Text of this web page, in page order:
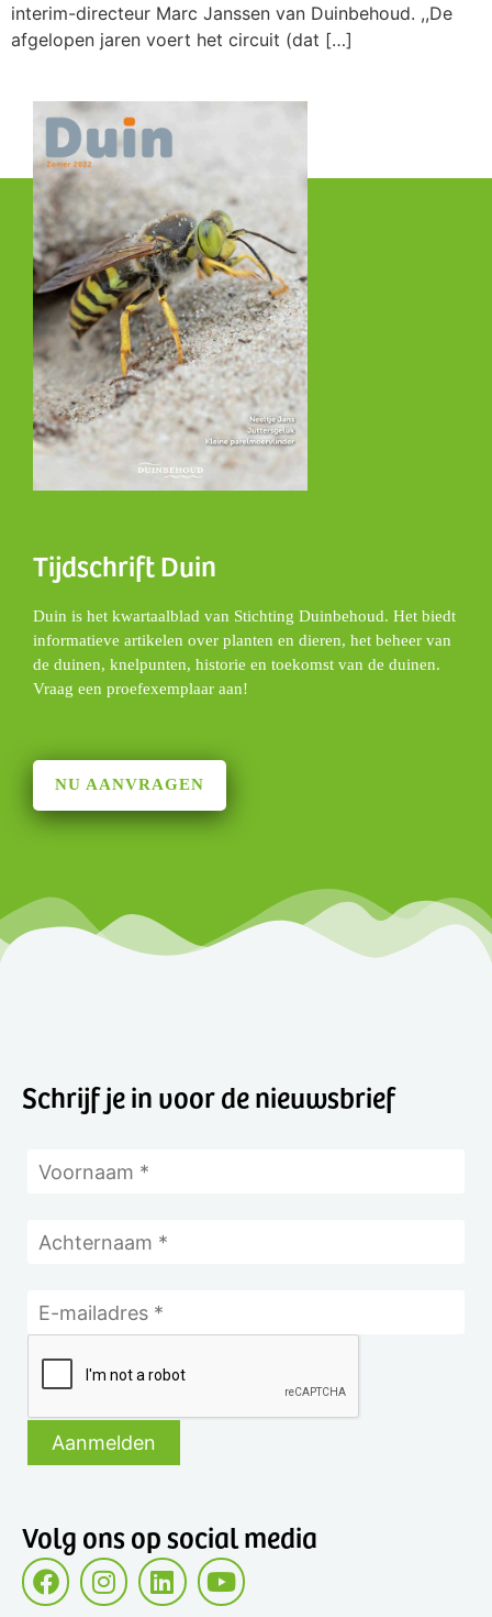
interim-directeur Marc Janssen van Duinbehoud. ,,De
afgelopen jaren voert het circuit (dat […]
Tijdschrift Duin
Duin is het kwartaalblad van Stichting Duinbehoud. Het biedt
informatieve artikelen over planten en dieren, het beheer van
de duinen, knelpunten, historie en toekomst van de duinen.
Vraag een proefexemplaar aan!
NU AANVRAGEN
Schrijf je in voor de nieuwsbrief
Volg ons op social media